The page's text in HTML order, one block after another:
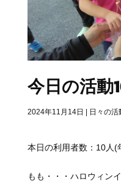
今日の活動
2024年11月14日 日々の活
本日の利用者数：10人(
もも・・・ ハロウィン